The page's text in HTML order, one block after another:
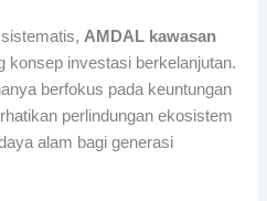
AMDAL kawasan
konsep investasi berkelanjutan.
berfokus pada keuntungan
perlindungan ekosistem
alam bagi generasi